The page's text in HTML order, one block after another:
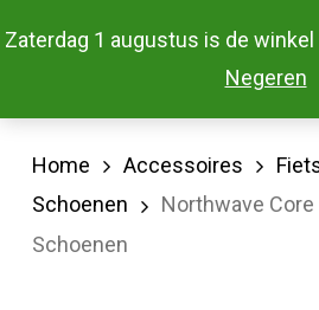
Zaterdag 1 augustus is de
Negeren
to
Home Accessoires
Schoenen
Northwave
Schoenen